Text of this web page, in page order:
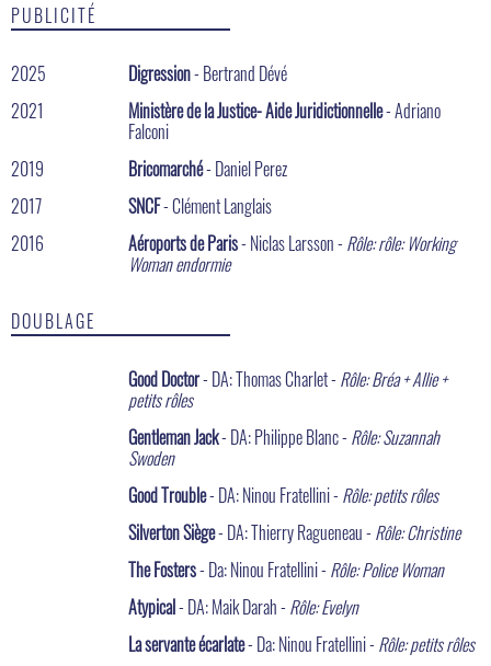
PUBLICITÉ
2025 Digression- Bertrand Dévé
2021
Ministère de la Justice- Aide Juridictionnelle- Adriano
Falconi
2019
Bricomarché- Daniel Perez
2017
SNCF- Clément Langlais
2016
Aéroports de Paris- Niclas Larsson - Rôle: rôle: Working
Woman endormie
DOUBLAGE
Good Doctor- DA: Thomas Charlet - Rôle: Bréa + Allie +
petits rôles
Gentleman Jack- DA: Philippe Blanc - Rôle: Suzannah
Swoden
Good Trouble- DA: Ninou Fratellini - Rôle: petits rôles
Silverton Siège- DA: Thierry Ragueneau - Rôle: Christine
The Fosters- Da: Ninou Fratellini - Rôle: Police Woman
Atypical- DA: Maik Darah - Rôle: Evelyn
La servante écarlate- Da: Ninou Fratellini - Rôle: petits rôles